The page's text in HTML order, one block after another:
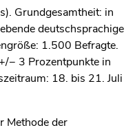
Grundgesamtheit: in
deutschsprachige
1.500 Befragte.
− 3 Prozentpunkte in
18. bis 21. Juli
Methode der